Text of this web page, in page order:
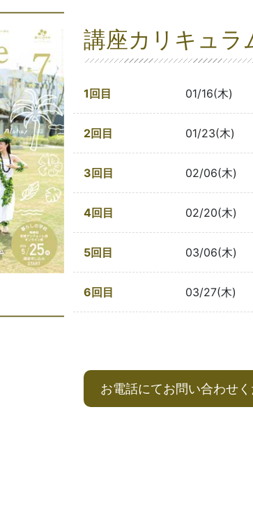
講座カリキュラ
1回目 01/16(木)
2回目 01/23(木)
3回目 02/06(木)
4回目 02/20(木)
5回目 03/06(木)
6回目 03/27(木)
お電話にてお問い合わせ